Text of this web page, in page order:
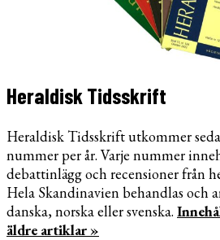
Heraldisk Tidsskrift
Heraldisk Tidsskrift utkommer
nummer per år. Varje nummer
debattinlägg och recensioner från
Hela Skandinavien behandlas och
danska, norska eller svenska.
äldre artiklar »